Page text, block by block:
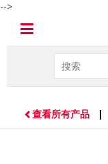
-->
查看所有产品 |